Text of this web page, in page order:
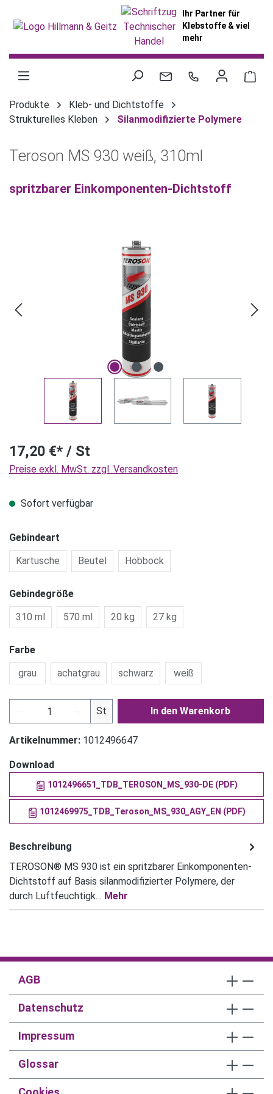
Ihr Partner für
Klebstoffe & viel
mehr
Produkte
Kleb- und Dichtstoffe
Strukturelles Kleben
Silanmodifizierte Polymere
Teroson MS 930 weiß, 310ml
spritzbarer Einkomponenten-Dichtstoff
17,20 €* / St
Preise exkl. MwSt. zzgl. Versandkosten
Sofort verfügbar
Gebindeart
Kartusche
Beutel Hobbock
Gebindegröße
310 ml
570 ml 20 kg 27 kg
Farbe
grau
achatgrau schwarz weiß
Produkt Anzahl: Gib den gewünschten Wert
St In den Warenkorb
Artikelnummer: 1012496647
Download
1012496651_TDB_TEROSON_MS_930-DE (PDF)
1012469975_TDB_Teroson_MS_930_AGY_EN (PDF)
Beschreibung
TEROSON® MS 930 ist ein spritzbarer Einkomponenten-
Dichtstoff auf Basis silanmodifizierter Polymere, der
durch Luftfeuchtigk… Mehr
AGB
Datenschutz
Impressum
Glossar